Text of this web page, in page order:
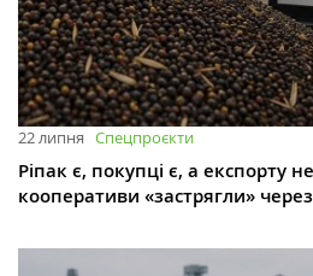
22 липня Спецпроєкти
Ріпак є, покупці є, а експорту
кооперативи «застрягли»